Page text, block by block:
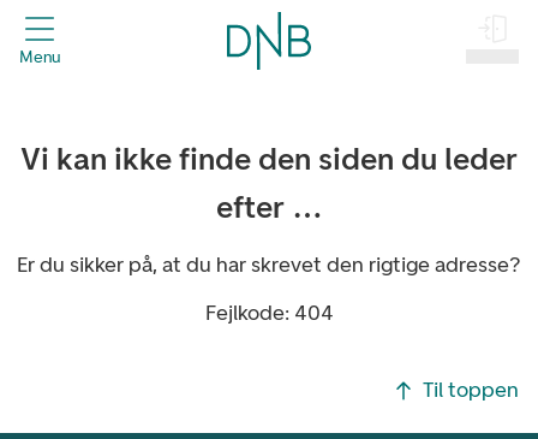
header.title
Menu
Vi kan ikke finde den siden du leder
efter …
Er du sikker på, at du har skrevet den rigtige adresse?
Fejlkode: 404
Til toppen